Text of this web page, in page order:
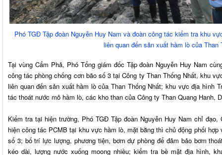
Phó TGĐ Tập đoàn Nguyễn Huy Nam và đoàn công tác kiểm tra khu
liên quan đến sản xuất hầm lò của Than
Tại vùng Cẩm Phả, Phó Tổng giám đốc Tập đoàn Nguyễn Huy Nam
công tác phòng chống cơn bão số 3 tại Công ty Than Thống Nhất, khu
liên quan đến sản xuất hầm lò của Than Thống Nhất; khu vực địa hình
tác thoát nước mỏ hầm lò, các kho than của Công ty Than Quang Hanh,
Kiểm tra tại hiện trường, Phó TGĐ Tập đoàn Nguyễn Huy Nam chỉ
hiện công tác PCMB tại khu vực hầm lò, mặt bằng thì chủ động phối
số 3; bố trí lực lượng, phương tiện, bơm dự phòng để đảm bảo bơm
kéo dài, lượng nước xuống moong nhiều; kiểm tra bề mặt địa hình,